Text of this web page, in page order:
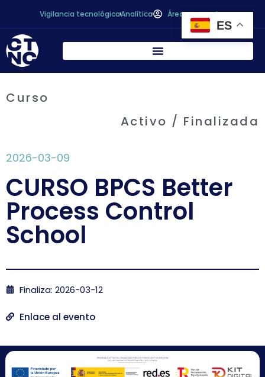
Vigilancia tecnológicaAnalítica Área personal
Curso
Activo / Finalizada
2026-03-09
CURSO BPCS Better
Process Control
School
Finaliza: 2026-03-12
Enlace al evento
ES